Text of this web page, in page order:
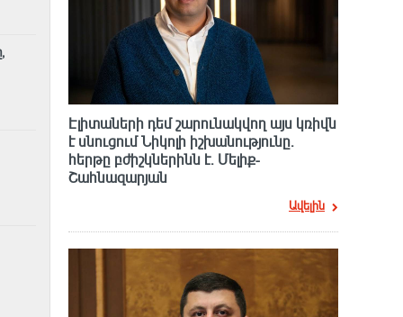
Էլիտաների դեմ շարունակվող այս կռիվն
է սնուցում Նիկոլի իշխանությունը.
հերթը բժիշկներինն է. Մելիք-
Շահնազարյան
Ավելին